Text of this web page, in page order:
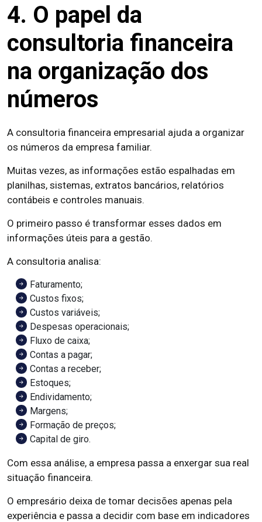
4. O papel da
consultoria financeira
na organização dos
números
A consultoria financeira empresarial ajuda a organizar
os números da empresa familiar.
Muitas vezes, as informações estão espalhadas em
planilhas, sistemas, extratos bancários, relatórios
contábeis e controles manuais.
O primeiro passo é transformar esses dados em
informações úteis para a gestão.
A consultoria analisa:
Faturamento;
Custos fixos;
Custos variáveis;
Despesas operacionais;
Fluxo de caixa;
Contas a pagar;
Contas a receber;
Estoques;
Endividamento;
Margens;
Formação de preços;
Capital de giro.
Com essa análise, a empresa passa a enxergar sua real
situação financeira.
O empresário deixa de tomar decisões apenas pela
experiência e passa a decidir com base em indicadores